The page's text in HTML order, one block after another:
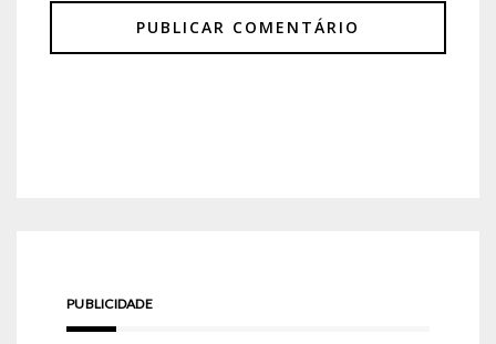
PUBLICIDADE